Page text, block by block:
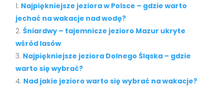
Najpiękniejsze jeziora w Polsce – gdzie warto
jechać na wakacje nad wodę?
Śniardwy – tajemnicze jezioro Mazur ukryte
wśród lasów
Najpiękniejsze jeziora Dolnego Śląska – gdzie
warto się wybrać?
Nad jakie jezioro warto się wybrać na wakacje?